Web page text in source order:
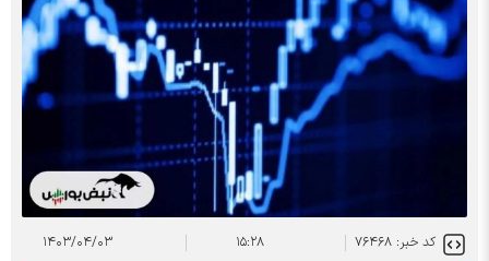
کد خبر: ۷۶۴۶۸ ۱۵:۲۸ ۱۴۰۳/۰۴/۰۳